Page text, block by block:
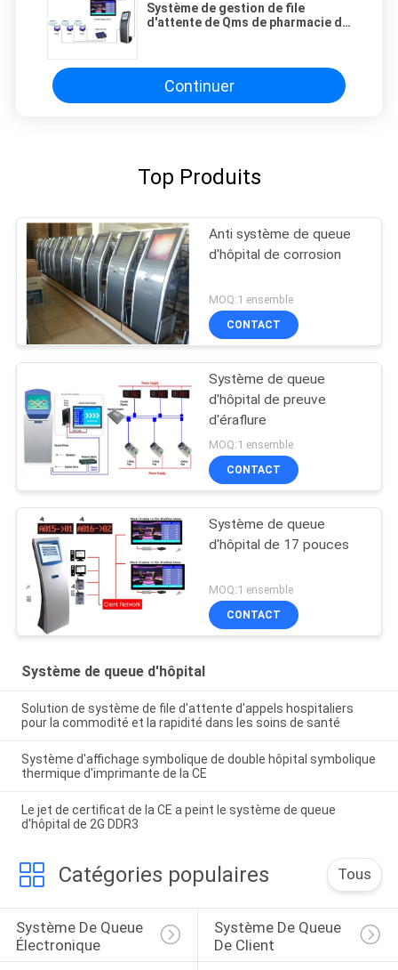
Système de gestion de file
d'attente de Qms de pharmacie de
Continuer
Top Produits
Anti système de queue
d'hôpital de corrosion
MOQ:1 ensemble
CONTACT
Système de queue
d'hôpital de preuve
d'éraflure
MOQ:1 ensemble
CONTACT
Système de queue
d'hôpital de 17 pouces
MOQ:1 ensemble
CONTACT
Système de queue d'hôpital
Solution de système de file d'attente d'appels hospitaliers
pour la commodité et la rapidité dans les soins de santé
Système d'affichage symbolique de double hôpital symbolique
thermique d'imprimante de la CE
Le jet de certificat de la CE a peint le système de queue
d'hôpital de 2G DDR3
Catégories populaires Tous
Système De Queue
Électronique
Système De Queue
De Client